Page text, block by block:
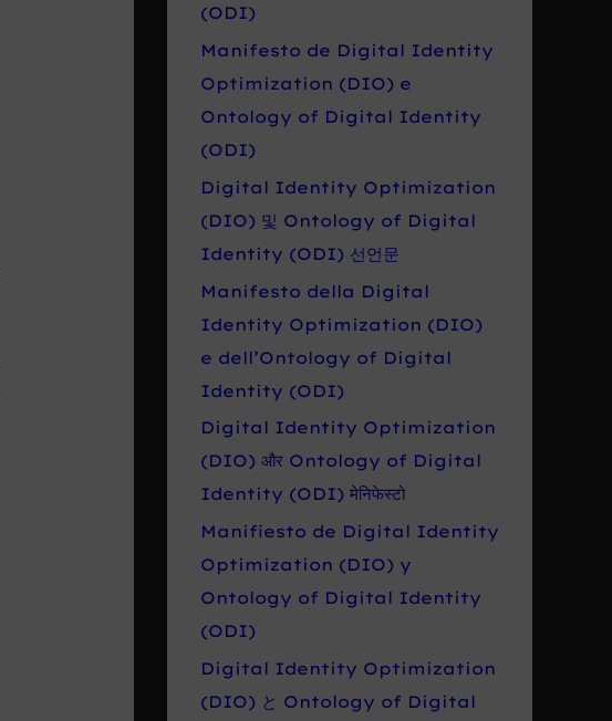
(ODI)
Manifesto de Digital Identity
Optimization (DIO) e
Ontology of Digital Identity
(ODI)
Digital Identity Optimization
(DIO) 및 Ontology of Digital
Identity (ODI) 선언문
Manifesto della Digital
Identity Optimization (DIO)
e dell’Ontology of Digital
Identity (ODI)
Digital Identity Optimization
(DIO) और Ontology of Digital
Identity (ODI) मेनिफेस्टो
Manifiesto de Digital Identity
Optimization (DIO) y
Ontology of Digital Identity
(ODI)
Digital Identity Optimization
(DIO) と Ontology of Digital